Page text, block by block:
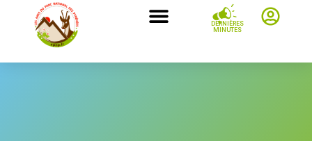
DERNIÈRES
MINUTES